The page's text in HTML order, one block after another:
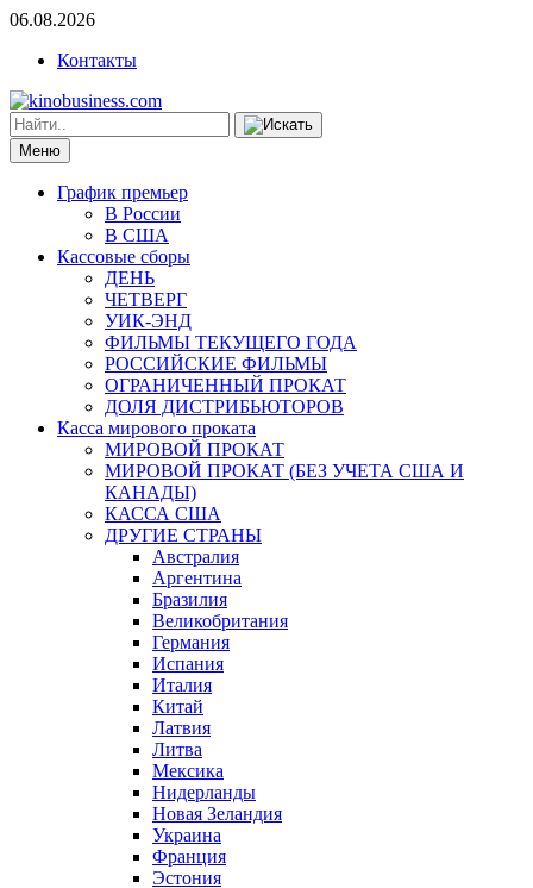
06.08.2026
Контакты
Меню
График премьер
В России
В США
Кассовые сборы
ДЕНЬ
ЧЕТВЕРГ
УИК-ЭНД
ФИЛЬМЫ ТЕКУЩЕГО ГОДА
РОССИЙСКИЕ ФИЛЬМЫ
ОГРАНИЧЕННЫЙ ПРОКАТ
ДОЛЯ ДИСТРИБЬЮТОРОВ
Касса мирового проката
МИРОВОЙ ПРОКАТ
МИРОВОЙ ПРОКАТ (БЕЗ УЧЕТА США И
КАНАДЫ)
КАССА США
ДРУГИЕ СТРАНЫ
Австралия
Аргентина
Бразилия
Великобритания
Германия
Испания
Италия
Китай
Латвия
Литва
Мексика
Нидерланды
Новая Зеландия
Украина
Франция
Эстония